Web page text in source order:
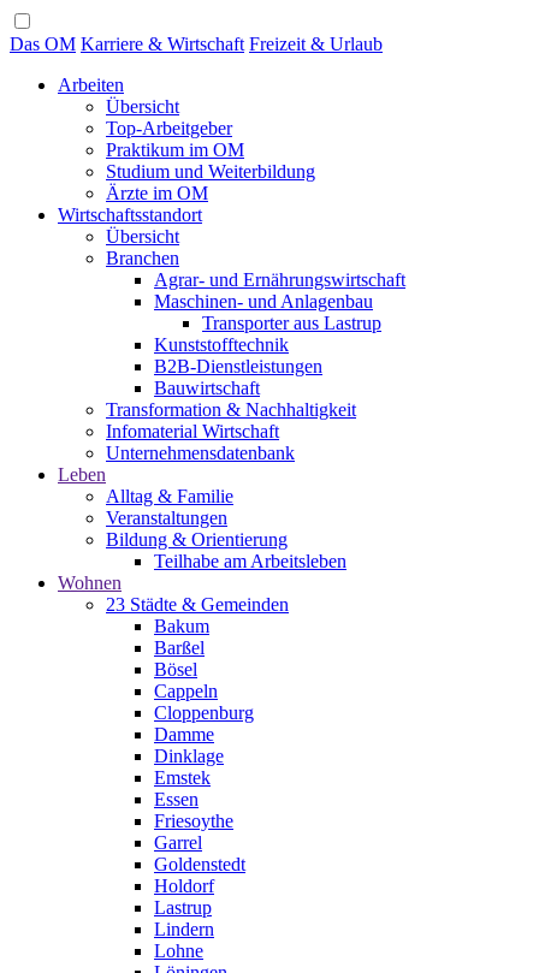
Das OM Karriere & Wirtschaft Freizeit & Urlaub
Arbeiten
Übersicht
Top-Arbeitgeber
Praktikum im OM
Studium und Weiterbildung
Ärzte im OM
Wirtschaftsstandort
Übersicht
Branchen
Agrar- und Ernährungswirtschaft
Maschinen- und Anlagenbau
Transporter aus Lastrup
Kunststofftechnik
B2B-Dienstleistungen
Bauwirtschaft
Transformation & Nachhaltigkeit
Infomaterial Wirtschaft
Unternehmensdatenbank
Leben
Alltag & Familie
Veranstaltungen
Bildung & Orientierung
Teilhabe am Arbeitsleben
Wohnen
23 Städte & Gemeinden
Bakum
Barßel
Bösel
Cappeln
Cloppenburg
Damme
Dinklage
Emstek
Essen
Friesoythe
Garrel
Goldenstedt
Holdorf
Lastrup
Lindern
Lohne